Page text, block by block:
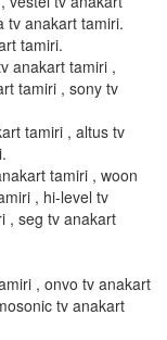
tv anakart tamiri.
tamiri.
anakart tamiri ,
tamiri , sony tv
tamiri , altus tv
tamiri , woon
, hi-level tv
, seg tv anakart
, onvo tv anakart
tv anakart